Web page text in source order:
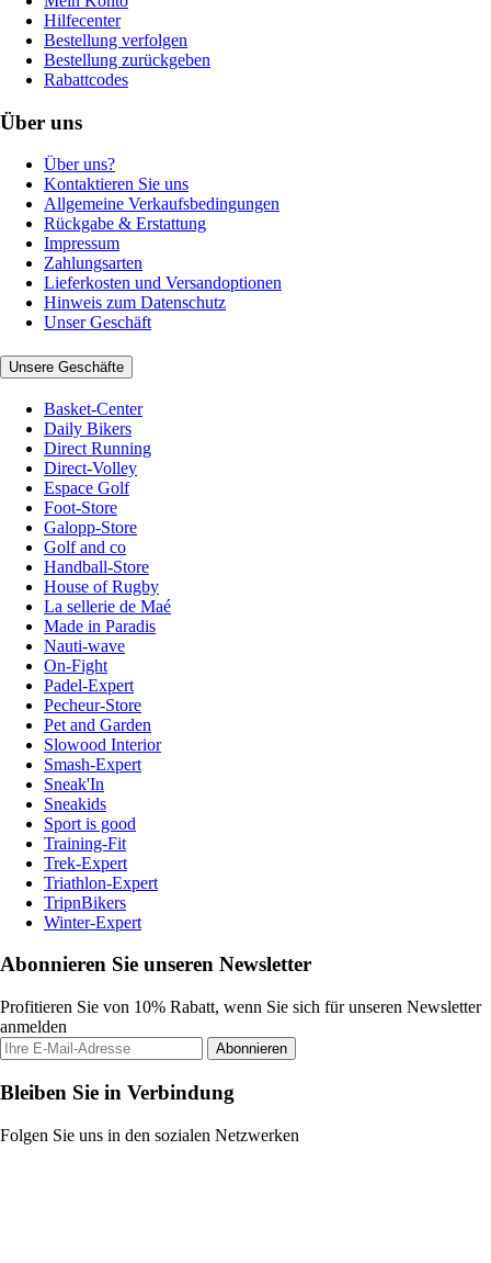
Hilfecenter
Bestellung verfolgen
Bestellung zurückgeben
Rabattcodes
Über uns
Über uns?
Kontaktieren Sie uns
Allgemeine Verkaufsbedingungen
Rückgabe & Erstattung
Impressum
Zahlungsarten
Lieferkosten und Versandoptionen
Hinweis zum Datenschutz
Unser Geschäft
Unsere Geschäfte
Basket-Center
Daily Bikers
Direct Running
Direct-Volley
Espace Golf
Foot-Store
Galopp-Store
Golf and co
Handball-Store
House of Rugby
La sellerie de Maé
Made in Paradis
Nauti-wave
On-Fight
Padel-Expert
Pecheur-Store
Pet and Garden
Slowood Interior
Smash-Expert
Sneak'In
Sneakids
Sport is good
Training-Fit
Trek-Expert
Triathlon-Expert
TripnBikers
Winter-Expert
Abonnieren Sie unseren Newsletter
Profitieren Sie von 10% Rabatt, wenn Sie sich für unseren Newsletter
anmelden
Abonnieren
Bleiben Sie in Verbindung
Folgen Sie uns in den sozialen Netzwerken